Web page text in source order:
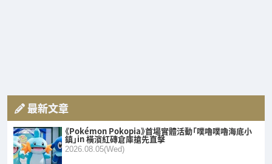
最新文章
《Pokémon Pokopia》首場實體活動「噗嚕噗嚕海底小
鎮」in 橫濱紅磚倉庫搶先直擊
2026.08.05(Wed)